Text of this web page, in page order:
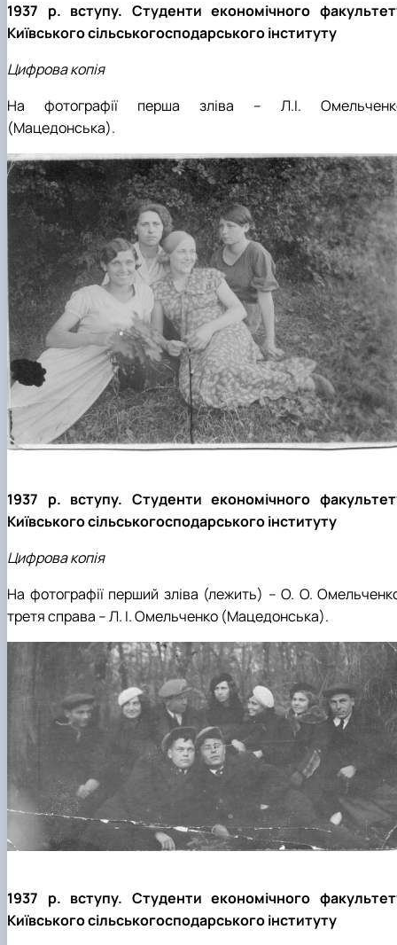
1937 р. вступу. Студенти економічного
Київського сільськогосподарського інституту
Цифрова копія
На фотографії перша зліва – Л.І.
(Мацедонська).
1937 р. вступу. Студенти економічного
Київського сільськогосподарського інституту
Цифрова копія
На фотографії перший зліва (лежить) – О. О.
третя справа – Л. І. Омельченко (Мацедонська).
1937 р. вступу. Студенти економічного
Київського сільськогосподарського інституту